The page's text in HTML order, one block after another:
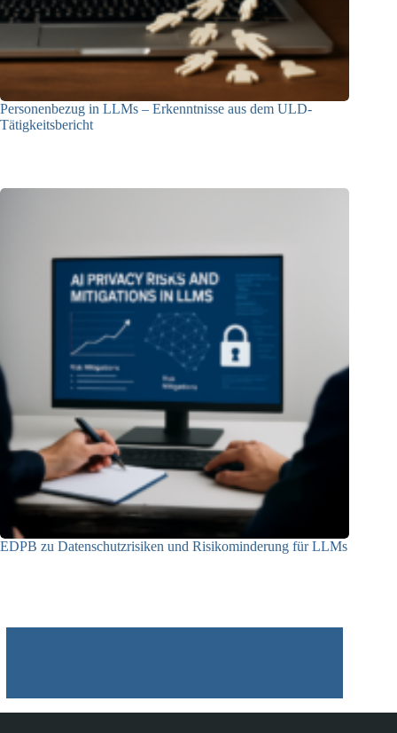
Personenbezug in LLMs – Erkenntnisse aus dem ULD-
Tätigkeitsbericht
EDPB zu Datenschutzrisiken und Risikominderung für LLMs